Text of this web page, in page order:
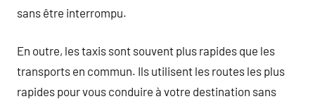
sans être interrompu.
En outre, les taxis sont souvent plus rapides que les
transports en commun. Ils utilisent les routes les plus
rapides pour vous conduire à votre destination sans